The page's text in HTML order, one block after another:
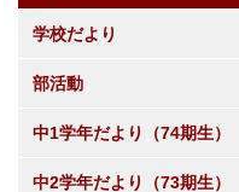
学校だより
部活動
中1学年だより（74期生）
中2学年だより（73期生）